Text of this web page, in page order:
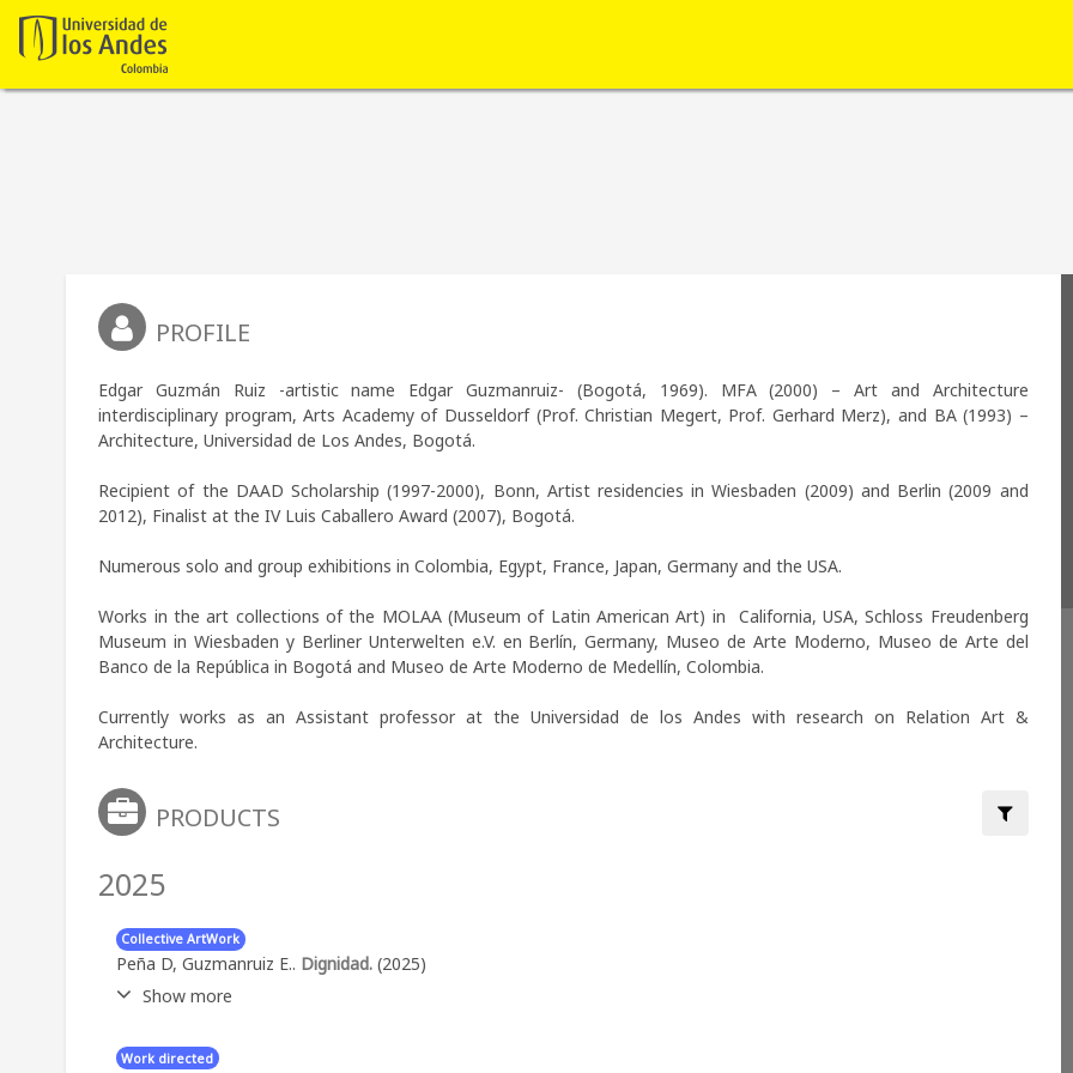
PROFILE
Edgar Guzmán Ruiz -artistic name Edgar Guzmanruiz- (Bogotá, 1969). MFA (2000) – Art and Architecture
interdisciplinary program, Arts Academy of Dusseldorf (Prof. Christian Megert, Prof. Gerhard Merz), and BA (1993) –
Architecture, Universidad de Los Andes, Bogotá.
Recipient of the DAAD Scholarship (1997-2000), Bonn, Artist residencies in Wiesbaden (2009) and Berlin (2009 and
2012), Finalist at the IV Luis Caballero Award (2007), Bogotá.
Numerous solo and group exhibitions in Colombia, Egypt, France, Japan, Germany and the USA.
Works in the art collections of the MOLAA (Museum of Latin American Art) in  California, USA, Schloss Freudenberg
Museum in Wiesbaden y Berliner Unterwelten e.V. en Berlín, Germany, Museo de Arte Moderno, Museo de Arte del
Banco de la República in Bogotá and Museo de Arte Moderno de Medellín, Colombia.
Currently works as an Assistant professor at the Universidad de los Andes with research on Relation Art &
Architecture.
PRODUCTS
2025
Collective ArtWork
Peña D, Guzmanruiz E.. Dignidad. (2025)
Show more
Abstract:Exposición colectiva en LA Galería Arte Contemporáneo. "001.jpg 19b06bc0-3f76-45f8-ae2e-
Work directed